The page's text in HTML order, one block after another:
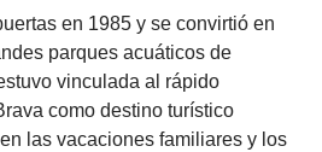
en 1985 y se convirtió en
parques acuáticos de
vinculada al rápido
como destino turístico
las vacaciones familiares y los